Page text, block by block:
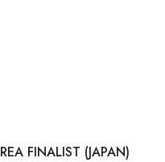
FINALIST (JAPAN)